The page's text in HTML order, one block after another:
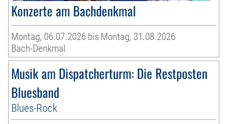
Konzerte am Bachdenkmal
Montag, 06.07.2026 bis Montag, 31.08.2026
Bach-Denkmal
Musik am Dispatcherturm: Die Restposten
Bluesband
Blues-Rock